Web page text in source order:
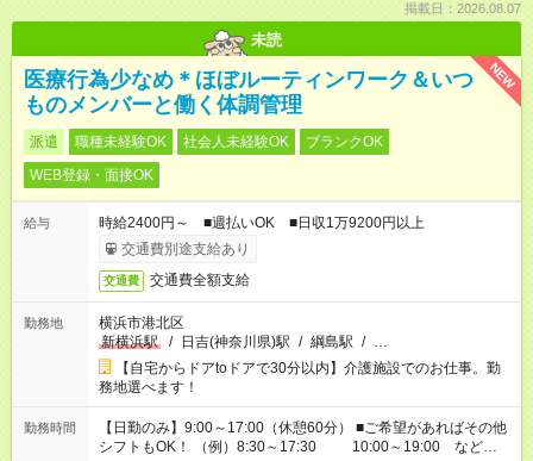
掲載日：2026.08.07
未読
NEW
医療行為少なめ＊ほぼルーティンワーク＆いつ
ものメンバーと働く体調管理
派遣 職種未経験OK 社会人未経験OK
ブランクOK
WEB登録・面接OK
給与
時給2400円～ ■週払いOK ■日収1万9200円以上
交通費別途支給あり
交通費 交通費全額支給
勤務地
横浜市港北区
新横浜駅
/ 日吉(神奈川県)駅 / 綱島駅 / …
【自宅からドアtoドアで30分以内】介護施設でのお仕事。勤
務地選べます！
勤務時間
【日勤のみ】9:00～17:00（休憩60分） ■ご希望があればその他
シフトもOK！ （例）8:30～17:30 10:00～19:00 など